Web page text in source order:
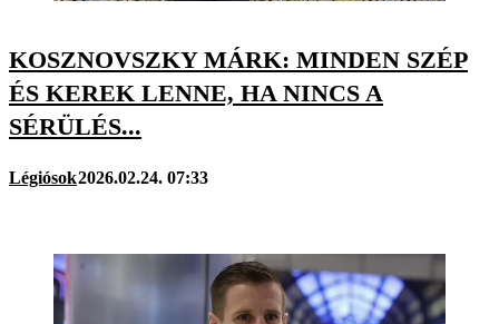
KOSZNOVSZKY MÁRK: MINDEN SZÉP
ÉS KEREK LENNE, HA NINCS A
SÉRÜLÉS...
Légiósok2026.02.24. 07:33